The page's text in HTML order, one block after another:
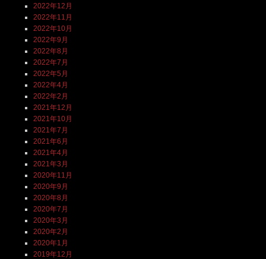
2022年12月
2022年11月
2022年10月
2022年9月
2022年8月
2022年7月
2022年5月
2022年4月
2022年2月
2021年12月
2021年10月
2021年7月
2021年6月
2021年4月
2021年3月
2020年11月
2020年9月
2020年8月
2020年7月
2020年3月
2020年2月
2020年1月
2019年12月